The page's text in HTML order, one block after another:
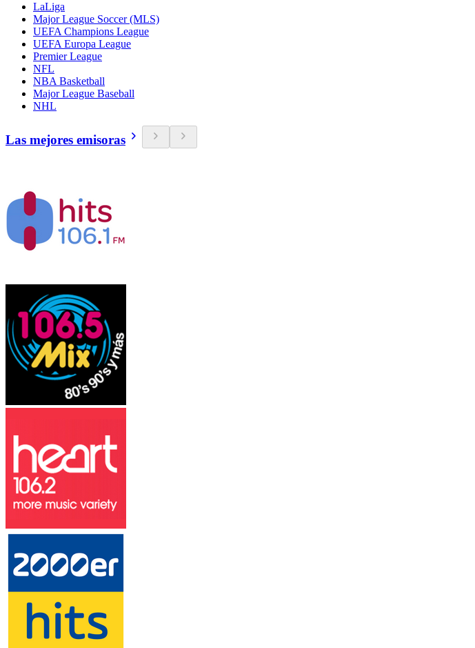
LaLiga
Major League Soccer (MLS)
UEFA Champions League
UEFA Europa League
Premier League
NFL
NBA Basketball
Major League Baseball
NHL
Las mejores emisoras